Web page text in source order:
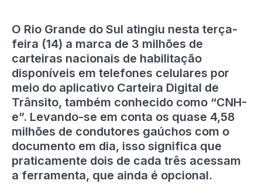
O Rio Grande do Sul atingiu nesta terça-
feira (14) a marca de 3 milhões de
carteiras nacionais de habilitação
disponíveis em telefones celulares por
meio do aplicativo Carteira Digital de
Trânsito, também conhecido como “CNH-
e”. Levando-se em conta os quase 4,58
milhões de condutores gaúchos com o
documento em dia, isso significa que
praticamente dois de cada três acessam
a ferramenta, que ainda é opcional.